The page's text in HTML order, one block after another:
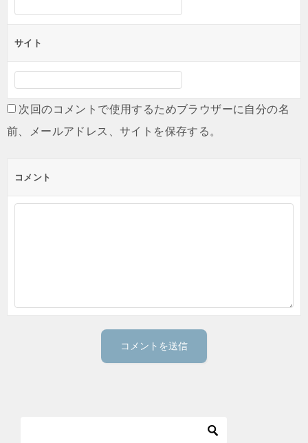
サイト
次回のコメントで使用するためブラウザーに自分の名
前、メールアドレス、サイトを保存する。
コメント